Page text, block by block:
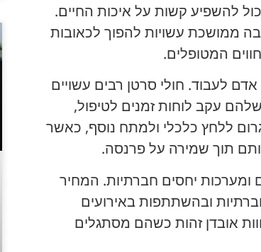
להשפיע קשות על איכות החיים.
ממושכת עשויות להפוך לכאובות
המטופלים.
לעבוד. חולי סרטן רבים עשויים
עקב לוחות זמנים לטיפול,
ללחץ כלכלי ולמתח נוסף, כאשר
תוך שמירה על פרנסה.
יחסים חברתיות. המחיר
ובהשתתפות באירועים
אובדן זהות כשהם מסתגלים